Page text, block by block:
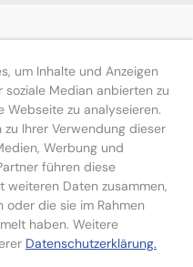
um Inhalte und Anzeigen
soziale Median anbierten zu
Webseite zu analyseieren.
Ihrer Verwendung dieser
Werbung und
führen diese
weiteren Daten zusammen,
die sie im Rahmen
haben. Weitere
Datenschutzerklärung.